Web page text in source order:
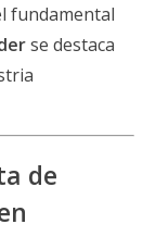
fundamental
se destaca
de